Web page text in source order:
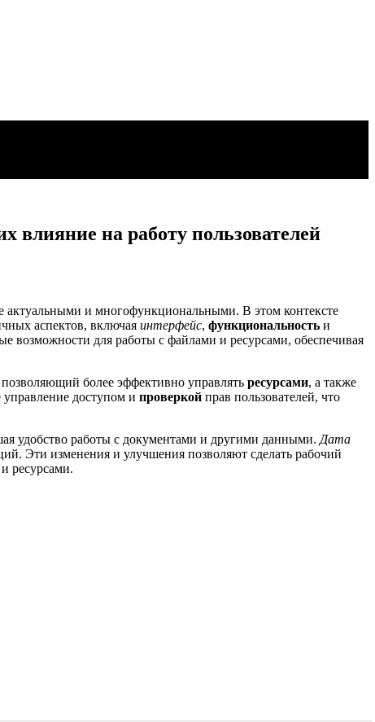
влияние на работу пользователей
актуальными и многофункциональными. В этом контексте
аспектов, включая интерфейс, функциональность и
возможности для работы с файлами и ресурсами, обеспечивая
позволяющий более эффективно управлять ресурсами, а также
доступом и проверкой прав пользователей, что
удобство работы с документами и другими данными. Дата
Эти изменения и улучшения позволяют сделать рабочий
и ресурсами.